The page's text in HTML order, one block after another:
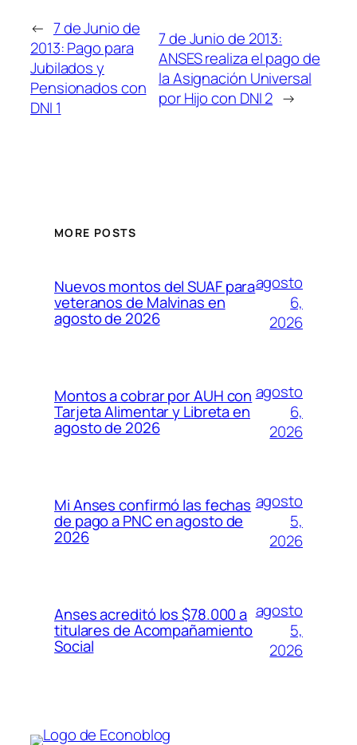
← 7 de Junio de
2013: Pago para
Jubilados y
Pensionados con
DNI 1
7 de Junio de 2013:
ANSES realiza el pago de
la Asignación Universal
por Hijo con DNI 2 →
MORE POSTS
Nuevos montos del SUAF para
veteranos de Malvinas en
agosto de 2026
agosto
6,
2026
Montos a cobrar por AUH con
Tarjeta Alimentar y Libreta en
agosto de 2026
agosto
6,
2026
Mi Anses confirmó las fechas
de pago a PNC en agosto de
2026
agosto
5,
2026
Anses acreditó los $78.000 a
titulares de Acompañamiento
Social
agosto
5,
2026